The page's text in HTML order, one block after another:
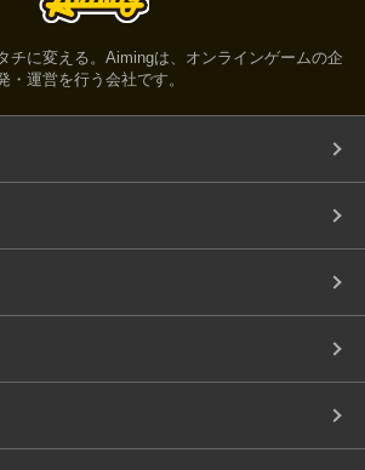
チに変える。Aimingは、オンラインゲームの企
運営を行う会社です。